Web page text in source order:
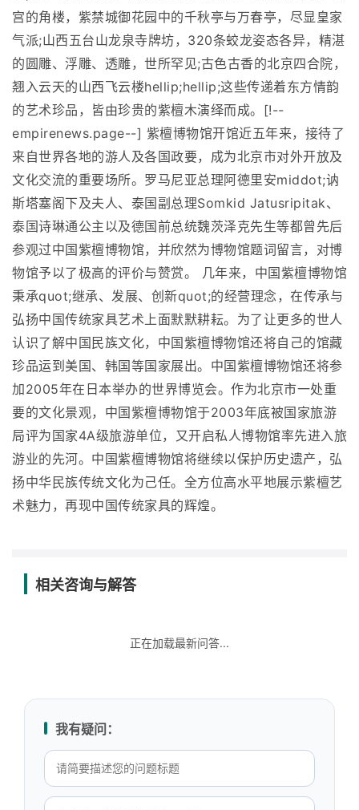
宫的角楼，紫禁城御花园中的千秋亭与万春亭，尽显皇家
气派;山西五台山龙泉寺牌坊，320条蛟龙姿态各异，精湛
的圆雕、浮雕、透雕，世所罕见;古色古香的北京四合院，
翘入云天的山西飞云楼hellip;hellip;这些传递着东方情韵
的艺术珍品，皆由珍贵的紫檀木演绎而成。[!--
empirenews.page--] 紫檀博物馆开馆近五年来，接待了
来自世界各地的游人及各国政要，成为北京市对外开放及
文化交流的重要场所。罗马尼亚总理阿德里安middot;讷
斯塔塞阁下及夫人、泰国副总理Somkid Jatusripitak、
泰国诗琳通公主以及德国前总统魏茨泽克先生等都曾先后
参观过中国紫檀博物馆，并欣然为博物馆题词留言，对博
物馆予以了极高的评价与赞赏。 几年来，中国紫檀博物馆
秉承quot;继承、发展、创新quot;的经营理念，在传承与
弘扬中国传统家具艺术上面默默耕耘。为了让更多的世人
认识了解中国民族文化，中国紫檀博物馆还将自己的馆藏
珍品运到美国、韩国等国家展出。中国紫檀博物馆还将参
加2005年在日本举办的世界博览会。作为北京市一处重
要的文化景观，中国紫檀博物馆于2003年底被国家旅游
局评为国家4A级旅游单位，又开启私人博物馆率先进入旅
游业的先河。中国紫檀博物馆将继续以保护历史遗产，弘
扬中华民族传统文化为己任。全方位高水平地展示紫檀艺
术魅力，再现中国传统家具的辉煌。
相关咨询与解答
正在加载最新问答...
我有疑问：